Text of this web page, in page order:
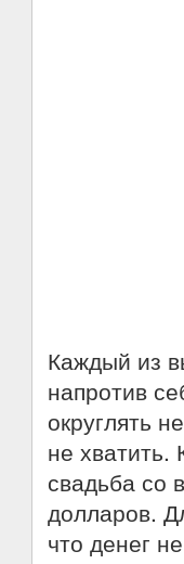
Каждый из
напротив
округлять
не хватить.
свадьба со
долларов.
что денег